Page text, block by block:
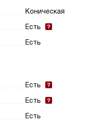
Коническая
Есть
Есть
Есть
Есть
Есть